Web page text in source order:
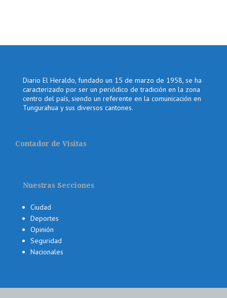
Diario El Heraldo, fundado un 15 de marzo de 1958, se ha
caracterizado por ser un periódico de tradición en la zona
centro del país, siendo un referente en la comunicación en
Tungurahua y sus diversos cantones.
Contador de Visitas
Nuestras Secciones
Ciudad
Deportes
Opinión
Seguridad
Nacionales